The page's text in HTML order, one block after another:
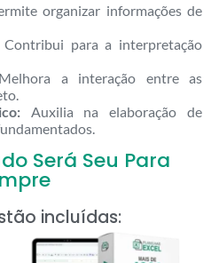
organizar informações de
Contribui para a interpretação
a interação entre as
Auxilia na elaboração de
Será Seu Para
incluídas: